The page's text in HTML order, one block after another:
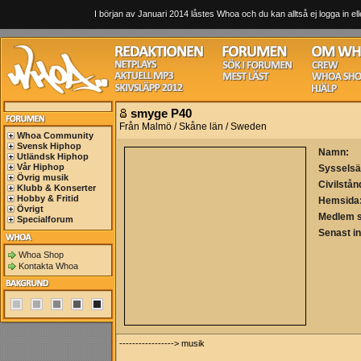
I början av Januari 2014 låstes Whoa och du kan alltså ej logga in
Whoa Community
Svensk Hiphop
Utländsk Hiphop
Vår Hiphop
Övrig musik
Klubb & Konserter
Hobby & Fritid
Övrigt
Specialforum
Whoa Shop
Kontakta Whoa
smyge P40
Från Malmö / Skåne län / Sweden
Namn:
Medlem
Senast
-----------------> musik